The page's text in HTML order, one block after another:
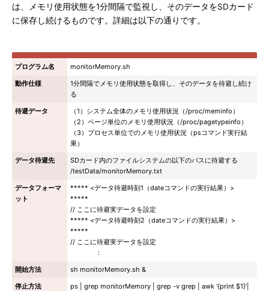
は、メモリ使用状態を1分間隔で監視し、そのデータをSDカード
に保存し続けるものです。詳細は以下の通りです。
プログラム名
monitorMemory.sh
動作仕様
1分間隔でメモリ使用状態を取得し、そのデータを待避し続け
る
待避データ
（1）システム全体のメモリ使用状況（/proc/meminfo）
（2）ページ単位のメモリ使用状況（/proc/pagetypeinfo）
（3）プロセス単位でのメモリ使用状況（psコマンド実行結
果）
データ待避先
SDカード内のファイルシステムの以下のパスに待避する
/testData/monitorMemory.txt
データフォーマ
ット
***** <データ待避時刻1（dateコマンドの実行結果）>
*****
// ここに待避実データを設定
***** <データ待避時刻2（dateコマンドの実行結果）>
*****
// ここに待避実データを設定
：
開始方法
sh monitorMemory.sh &
停止方法
ps | grep monitorMemory | grep -v grep | awk ‘{print $1}’|